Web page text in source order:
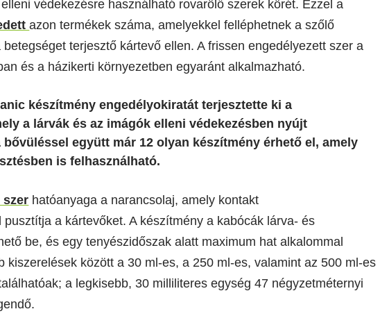
védekezésre használható rovarölő szerek körét. Ezzel a
azon termékek száma, amelyekkel felléphetnek a szőlő
terjesztő kártevő ellen. A frissen engedélyezett szer a
és a házikerti környezetben egyaránt alkalmazható.
készítmény engedélyokiratát terjesztette ki a
a lárvák és az imágók elleni védekezésben nyújt
bővüléssel együtt már 12 olyan készítmény érhető el, amely
is felhasználható.
szer hatóanyaga a narancsolaj, amely kontakt
pusztítja a kártevőket. A készítmény a kabócák lárva- és
be, és egy tenyészidőszak alatt maximum hat alkalommal
kiszerelések között a 30 ml-es, a 250 ml-es, valamint az 500 ml-es
a legkisebb, 30 milliliteres egység 47 négyzetméternyi